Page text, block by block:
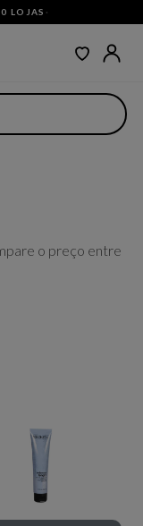
LOJAS ·
o preço entre